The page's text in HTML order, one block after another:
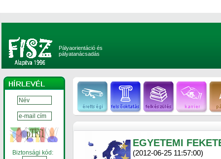
Pályaorientáció és
pályatanácsadás
Biztonsági kód:
EGYETEMI
(2012-06-25 11:57:00)